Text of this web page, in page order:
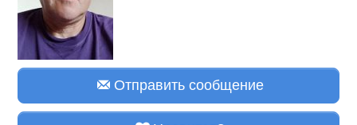
Отправить сообщение